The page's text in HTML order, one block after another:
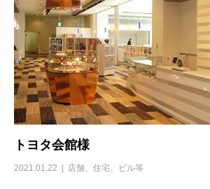
トヨタ会館様
2021.01.22 店舗、住宅、ビル等